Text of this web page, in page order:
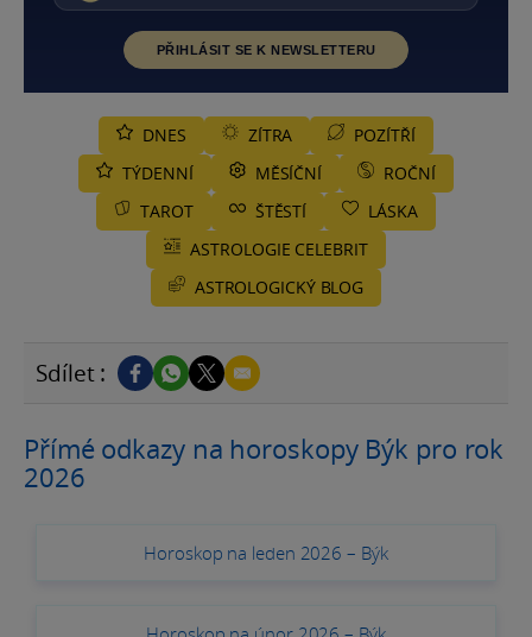
PŘIHLÁSIT SE K NEWSLETTERU
DNES ZÍTRA
POZÍTŘÍ
TÝDENNÍ
MĚSÍČNÍ
ROČNÍ
TAROT
ŠTĚSTÍ
LÁSKA
ASTROLOGIE CELEBRIT
ASTROLOGICKÝ BLOG
Sdílet :
Přímé odkazy na horoskopy Býk pro rok
2026
Horoskop na leden 2026 – Býk